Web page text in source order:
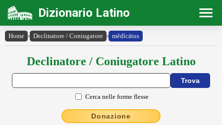
Dizionario Latino
Home › Declinatore / Coniugatore › mĕdĭcātus
Declinatore / Coniugatore Latino
Cerca nelle forme flesse
Donazione